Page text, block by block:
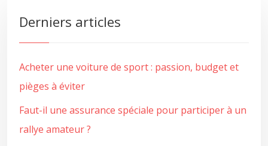
Derniers articles
Acheter une voiture de sport : passion, budget et
pièges à éviter
Faut-il une assurance spéciale pour participer à un
rallye amateur ?